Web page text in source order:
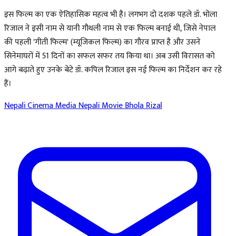
इस फिल्म का एक ऐतिहासिक महत्व भी है। लगभग दो दशक पहले डॉ. भोला
रिजाल ने इसी नाम से यानी गौथली नाम से एक फिल्म बनाई थी, जिसे नेपाल
की पहली 'गीती फिल्म' (म्यूजिकल फिल्म) का गौरव प्राप्त है और उसने
सिनेमाघरों में 51 दिनों का सफल सफर तय किया था। अब उसी विरासत को
आगे बढ़ाते हुए उनके बेटे डॉ. कपिल रिजाल इस नई फिल्म का निर्देशन कर रहे
हैं।
Nepali Cinema MediaNepali MovieBhola Rizal